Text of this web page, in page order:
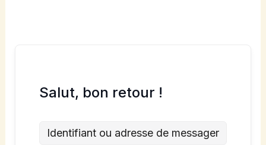
Salut, bon retour !